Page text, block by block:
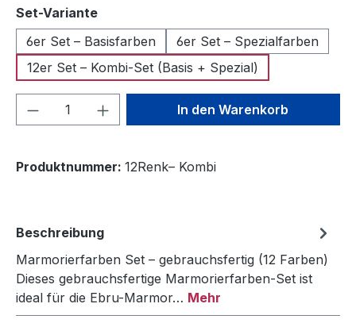
Set-Varianteauswählen
6er Set – Basisfarben
6er Set – Spezialfarben
12er Set – Kombi-Set (Basis + Spezial)
Produkt Anzahl: Gib denIn den Warenkorb
Produktnummer: 12Renk– Kombi
Beschreibung
Marmorierfarben Set – gebrauchsfertig (12 Farben)
Dieses gebrauchsfertige Marmorierfarben-Set ist
ideal für die Ebru-Marmor… Mehr